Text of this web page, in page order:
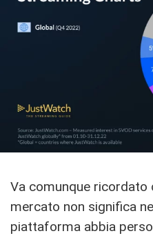
Va comunque ricordato
mercato non significa
piattaforma abbia